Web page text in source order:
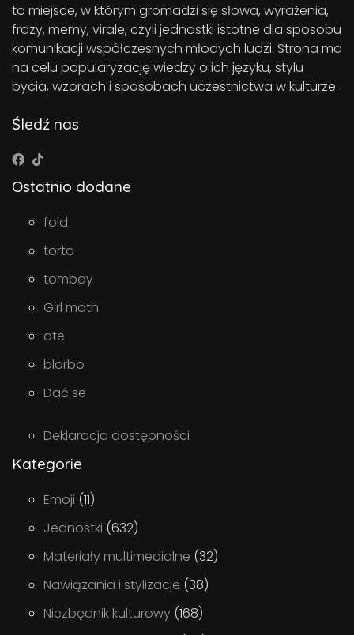
to miejsce, w którym gromadzi się słowa, wyrażenia,
frazy, memy, virale, czyli jednostki istotne dla sposobu
komunikacji współczesnych młodych ludzi. Strona ma
na celu popularyzację wiedzy o ich języku, stylu
bycia, wzorach i sposobach uczestnictwa w kulturze.
Śledź nas
Ostatnio dodane
foid
torta
tomboy
Girl math
ate
blorbo
Dać se
Deklaracja dostępności
Kategorie
Emoji (11)
Jednostki (632)
Materiały multimedialne (32)
Nawiązania i stylizacje (38)
Niezbędnik kulturowy (168)